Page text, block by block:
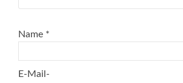
Name *
E-Mail-